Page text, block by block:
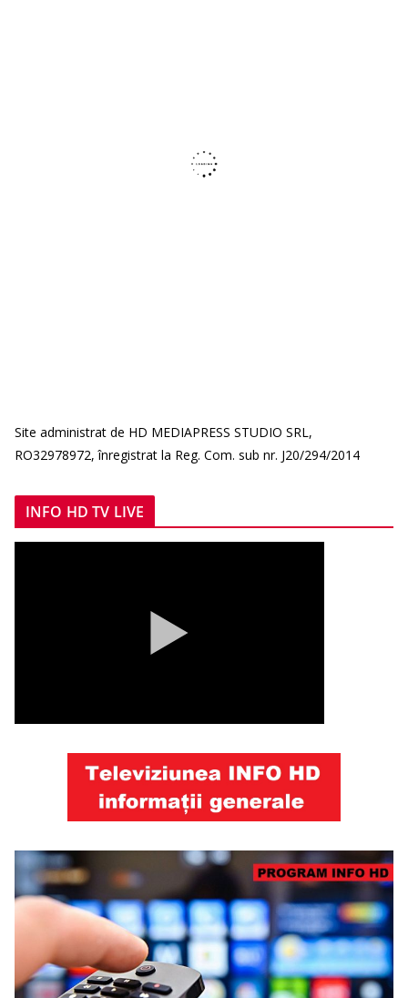
Site administrat de HD MEDIAPRESS STUDIO SRL,
RO32978972, înregistrat la Reg. Com. sub nr. J20/294/2014
INFO HD TV LIVE